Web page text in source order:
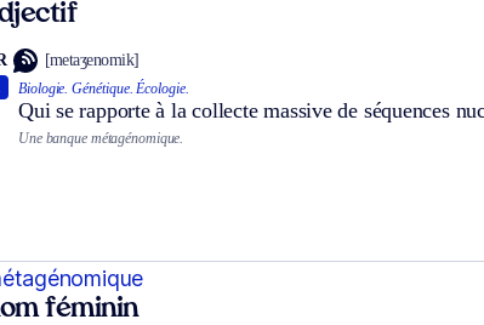
[metaʒenomik]
Biologie. Génétique. Écologie.
Qui se rapporte à la collecte massive de séquences
Une banque métagénomique.
féminin